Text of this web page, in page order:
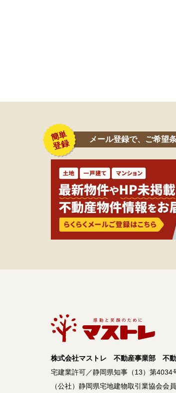
メール登録で、ご希望
株式会社マストレ 不動産事業部 不動
宅建業許可／静岡県知事（13）第4034
（公社）静岡県宅地建物取引業協会会員